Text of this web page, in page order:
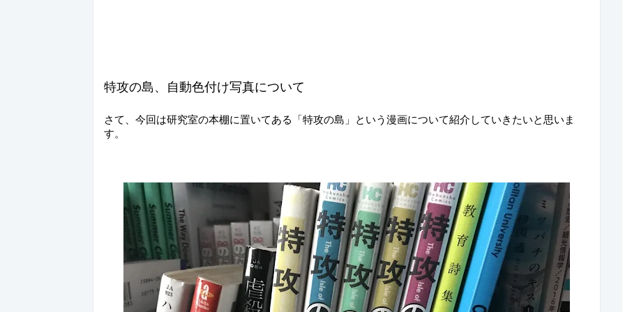
特攻の島、自動色付け写真について
さて、今回は研究室の本棚に置いてある「特攻の島」という漫画について紹介していきたいと思いま
す。